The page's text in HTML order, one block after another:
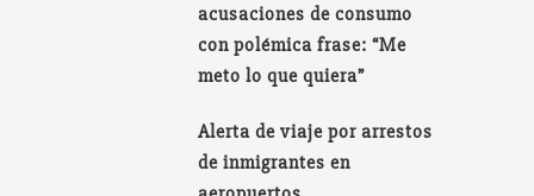
acusaciones de consumo
con polémica frase: “Me
meto lo que quiera”
Alerta de viaje por arrestos
de inmigrantes en